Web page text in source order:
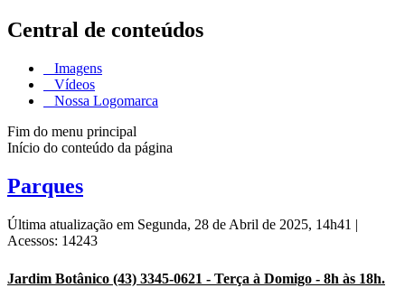
Central de conteúdos
Imagens
Vídeos
Nossa Logomarca
Fim do menu principal
Início do conteúdo da página
Parques
Última atualização em Segunda, 28 de Abril de 2025, 14h41 |
Acessos: 14243
Jardim Botânico (43) 3345-0621 - Terça à Domigo - 8h às 18h.